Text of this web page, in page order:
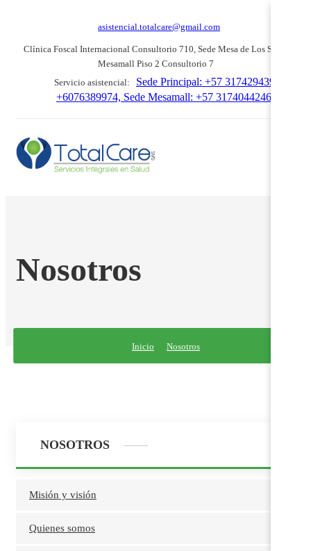
asistencial.totalcare@gmail.com
Clínica Foscal Internacional Consultorio 710, Sede Mesa de Los Santos:
Mesamall Piso 2 Consultorio 7
Servicio asistencial:
Sede Principal: +57 3174294392
+6076389974, Sede Mesamall: +57 3174044246
Nosotros
Inicio Nosotros
NOSOTROS
Misión y visión
Quienes somos